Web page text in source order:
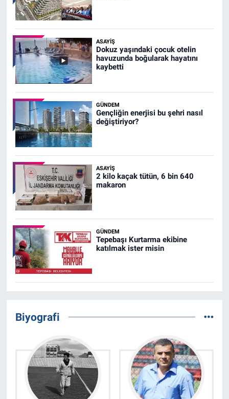
ASAYIŞ
Dokuz yaşındaki çocuk otelin
havuzunda boğularak hayatını
kaybetti
GÜNDEM
Gençliğin enerjisi bu şehri nasıl
değiştiriyor?
ASAYIŞ
2 kilo kaçak tütün, 6 bin 640
makaron
GÜNDEM
Tepebaşı Kurtarma ekibine
katılmak ister misin
Biyografi